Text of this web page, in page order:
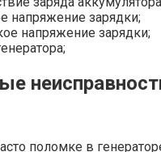
напряжение зарядки;
напряжение зарядки;
поломке в